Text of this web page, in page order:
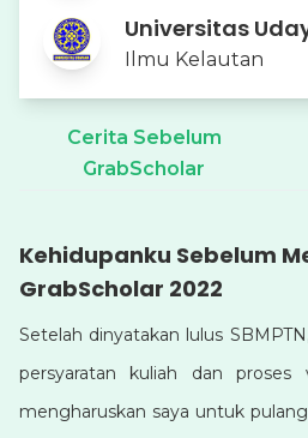
Universitas
Ilmu Kelautan
Cerita Sebelum
GrabScholar
Kehidupanku Sebelum
GrabScholar 2022
Setelah dinyatakan lulus
persyaratan kuliah dan
mengharuskan saya untuk